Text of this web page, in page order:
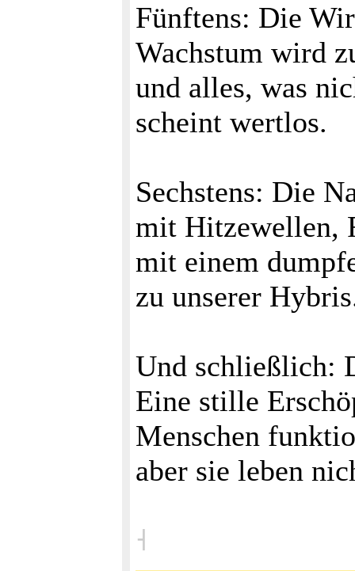
Fünftens: Die
Wachstum wird
und alles, was
scheint wertlos.
Sechstens: Die
mit Hitzewellen,
mit einem
zu unserer
Und schließlich:
Eine stille
Menschen
aber sie leben
˧